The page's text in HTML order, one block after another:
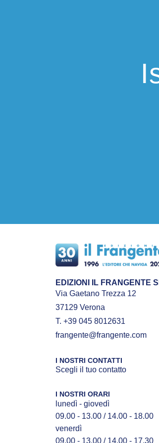
EDIZIONI IL FRANGENTE
Via Gaetano Trezza 12
37129 Verona
T. +39 045 8012631
frangente@frangente.com
I NOSTRI CONTATTI
Scegli il tuo contatto
I NOSTRI ORARI
lunedì - giovedì
09.00 - 13.00 / 14.00 - 18.00
venerdì
09.00 - 13.00 / 14.00 - 17.30